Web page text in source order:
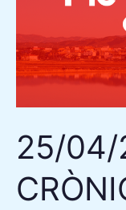
25/04/
L’AJUNTAMENT
APROVA
DE
FESTES